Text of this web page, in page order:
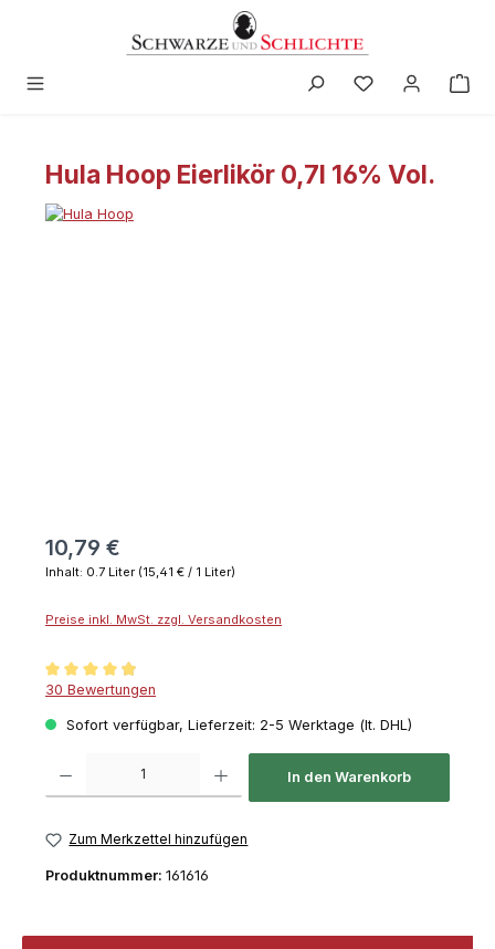
Hula Hoop Eierlikör 0,7l 16% Vol.
10,79 €
Inhalt: 0.7 Liter (15,41 € / 1 Liter)
Preise inkl. MwSt. zzgl. Versandkosten
Durchschnittliche Bewertung von 4.9 von 5 Sternen
30 Bewertungen
Sofort verfügbar, Lieferzeit: 2-5 Werktage (lt. DHL)
In den Warenkorb
Zum Merkzettel hinzufügen
Produktnummer: 161616